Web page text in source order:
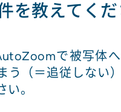
を教えてくだ
で被写体
う（＝追従しない
い。